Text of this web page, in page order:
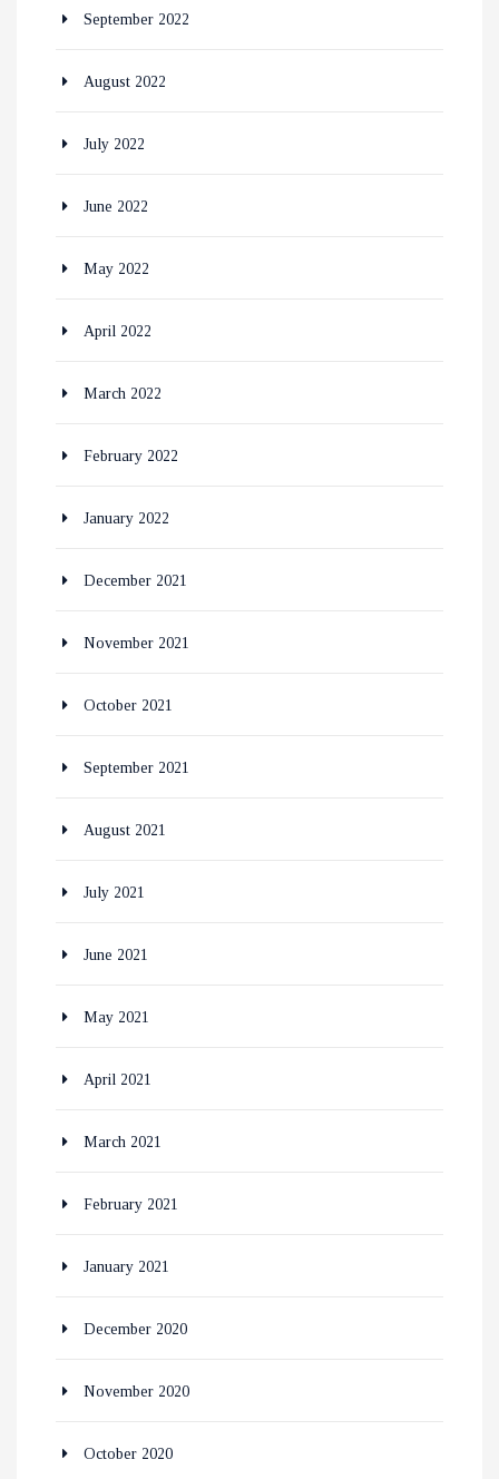
September 2022
August 2022
July 2022
June 2022
May 2022
April 2022
March 2022
February 2022
January 2022
December 2021
November 2021
October 2021
September 2021
August 2021
July 2021
June 2021
May 2021
April 2021
March 2021
February 2021
January 2021
December 2020
November 2020
October 2020